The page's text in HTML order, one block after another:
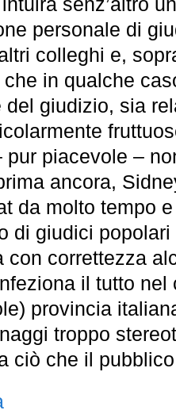
personale di
colleghi e,
in qualche
del giudizio, sia
piacevole –
ancora,
da molto tempo
di giudici
con correttezza
il tutto
provincia
troppo
ciò che il